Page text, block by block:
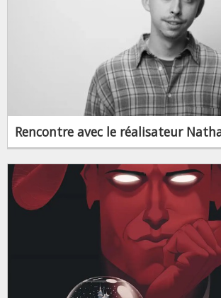
Rencontre avec le réalisateur